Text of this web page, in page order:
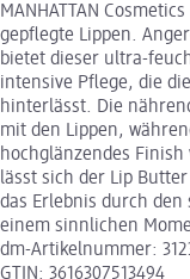
MANHATTAN
gepflegte Lippen.
bietet dieser ultra-
intensive Pflege, die
hinterlässt. Die
mit den Lippen,
hochglänzendes
lässt sich der Lip
das Erlebnis durch
einem sinnlichen
dm-Artikelnummer:
GTIN: 3616307513494